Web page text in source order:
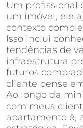
Um profissional
um imóvel, ele
contexto
Isso inclui
tendências de
infraestrutura
futuros
cliente pense
Ao longo da
com meus
apartamento é,